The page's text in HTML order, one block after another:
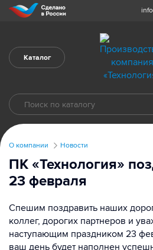
Каталог
О компании Новости
ПК «Технология»
23 февраля
Спешим поздравить наших
коллег, дорогих партнеров и
наступающим праздником 23
ваш день будет наполнен